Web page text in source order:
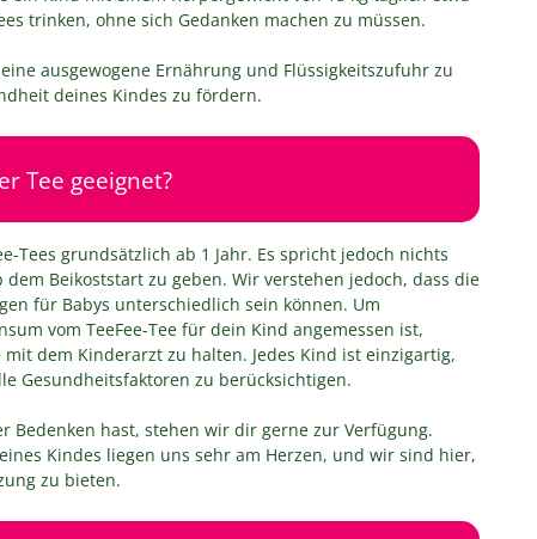
trinken, ohne sich Gedanken machen zu müssen.
ausgewogene Ernährung und Flüssigkeitszufuhr zu
deines Kindes zu fördern.
Tee geeignet?
Tees grundsätzlich ab 1 Jahr. Es spricht jedoch nichts
dem Beikoststart zu geben. Wir verstehen jedoch, dass die
für Babys unterschiedlich sein können. Um
vom TeeFee-Tee für dein Kind angemessen ist,
dem Kinderarzt zu halten. Jedes Kind ist einzigartig,
Gesundheitsfaktoren zu berücksichtigen.
Bedenken hast, stehen wir dir gerne zur Verfügung.
Kindes liegen uns sehr am Herzen, und wir sind hier,
zu bieten.